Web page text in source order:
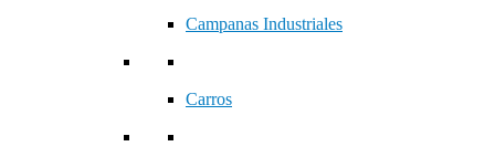
Campanas Industriales
Carros